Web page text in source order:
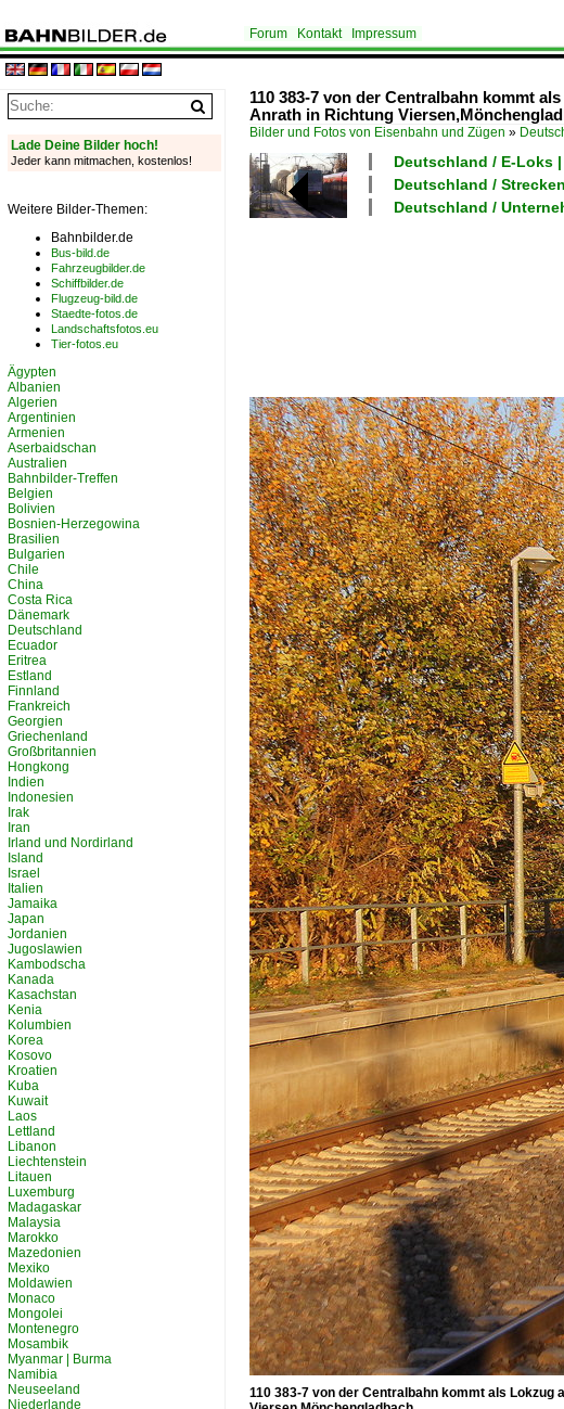
Forum Kontakt Impressum
110 383-7 von der Centralbahn kommt
Anrath in Richtung
Bilder und Fotos von Eisenbahn und Zügen »
Deutschland / E-
Deutschland /
Deutschland /
110 383-7 von der Centralbahn kommt als
Lade Deine Bilder hoch!
Jeder kann mitmachen, kostenlos!
Weitere Bilder-Themen:
Bahnbilder.de
Bus-bild.de
Fahrzeugbilder.de
Schiffbilder.de
Flugzeug-bild.de
Staedte-fotos.de
Landschaftsfotos.eu
Tier-fotos.eu
Ägypten
Albanien
Algerien
Argentinien
Armenien
Aserbaidschan
Australien
Bahnbilder-Treffen
Belgien
Bolivien
Bosnien-Herzegowina
Brasilien
Bulgarien
Chile
China
Costa Rica
Dänemark
Deutschland
Ecuador
Eritrea
Estland
Finnland
Frankreich
Georgien
Griechenland
Großbritannien
Hongkong
Indien
Indonesien
Irak
Iran
Irland und Nordirland
Island
Israel
Italien
Jamaika
Japan
Jordanien
Jugoslawien
Kambodscha
Kanada
Kasachstan
Kenia
Kolumbien
Korea
Kosovo
Kroatien
Kuba
Kuwait
Laos
Lettland
Libanon
Liechtenstein
Litauen
Luxemburg
Madagaskar
Malaysia
Marokko
Mazedonien
Mexiko
Moldawien
Monaco
Mongolei
Montenegro
Mosambik
Myanmar | Burma
Namibia
Neuseeland
Niederlande